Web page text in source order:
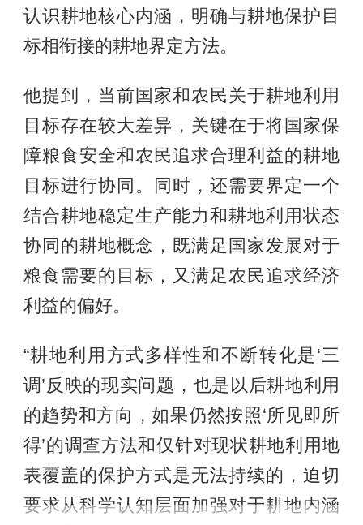
认识耕地核心内涵，明确与耕地保护目
标相衔接的耕地界定方法。
他提到，当前国家和农民关于耕地利用
目标存在较大差异，关键在于将国家保
障粮食安全和农民追求合理利益的耕地
目标进行协同。同时，还需要界定一个
结合耕地稳定生产能力和耕地利用状态
协同的耕地概念，既满足国家发展对于
粮食需要的目标，又满足农民追求经济
利益的偏好。
“耕地利用方式多样性和不断转化是‘三
调’反映的现实问题，也是以后耕地利用
的趋势和方向，如果仍然按照‘所见即所
得’的调查方法和仅针对现状耕地利用地
表覆盖的保护方式是无法持续的，迫切
要求从科学认知层面加强对于耕地内涵